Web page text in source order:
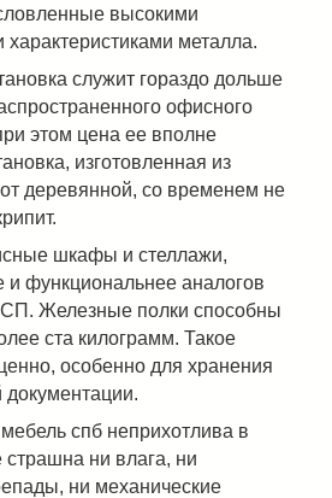
высокими
металла.
служит гораздо дольше
офисного
этом цена ее вполне
изготовленная из
деревянной, со временем не
шкафы и стеллажи,
и функциональнее аналогов
Железные полки способны
ста килограмм. Такое
особенно для хранения
спб неприхотлива в
страшна ни влага, ни
ни механические